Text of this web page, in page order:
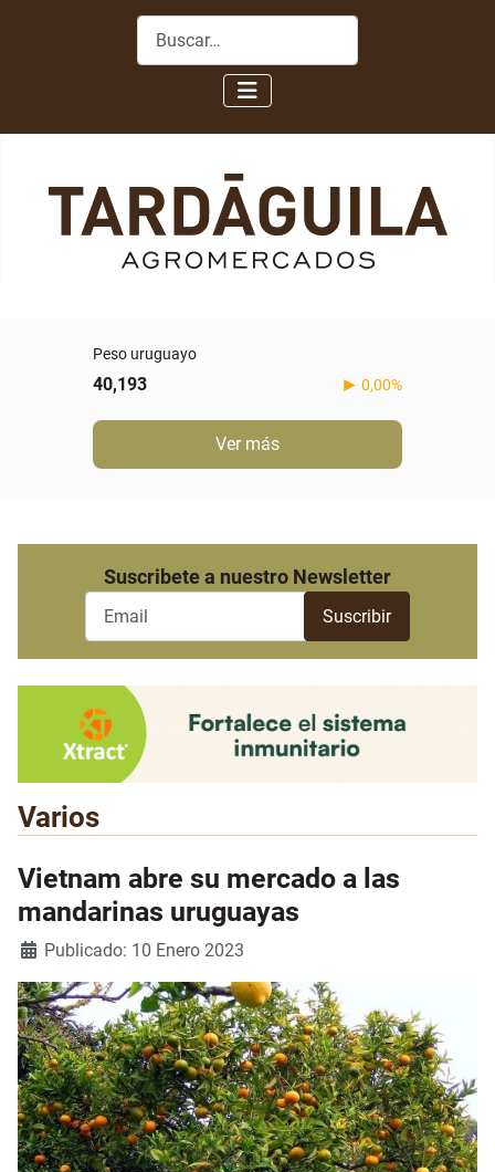
Buscar
Peso uruguayo
40,193 0,00%
Ver más
Suscribete a nuestro Newsletter
Varios
Vietnam abre su mercado a las
mandarinas uruguayas
Detalles
Publicado: 10 Enero 2023